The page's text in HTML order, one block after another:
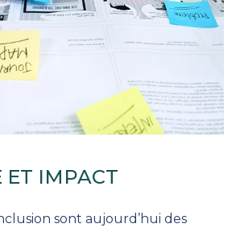
ET IMPACT
sont aujourd’hui des